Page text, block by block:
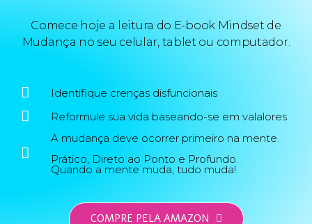
Comece hoje a leitura do E-book Mindset de
Mudança no seu celular, tablet ou computador.
Identifique crenças disfuncionais
Reformule sua vida baseando-se em valalores
A mudança deve ocorrer primeiro na mente.
Prático, Direto ao Ponto e Profundo.
Quando a mente muda, tudo muda!.
COMPRE PELA AMAZON